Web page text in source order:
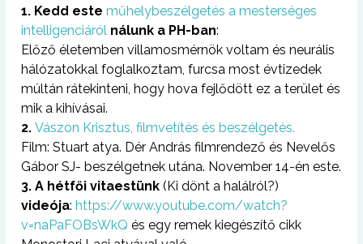
1. Kedd esteműhelybeszélgetés a mesterséges
intelligenciáról nálunk a PH-ban:
Előző életemben villamosmérnök voltam és neurális
hálózatokkal foglalkoztam, furcsa most évtizedek
múltán rátekinteni, hogy hova fejlődött ez a terület és
mik a kihívásai.
2.Vászon Krisztus, filmvetítés és beszélgetés.
Film: Stuart atya. Dér András filmrendező és Nevelős
Gábor SJ- beszélgetnek utána. November 14-én este.
3. A hétfői vitaestünk (Ki dönt a halálról?)
videója:https://www.youtube.com/watch?
v=naPaFOBsWkQ és egy remek kiegészítő cikk